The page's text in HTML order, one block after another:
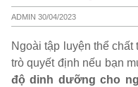
ADMIN 30/04/2023
Ngoài tập luyện thể
trò quyết định nếu bạn
độ dinh dưỡng cho